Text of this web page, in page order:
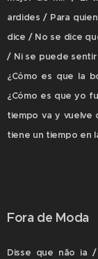
ardides / Para
dice / No se dice
/ Ni se puede
¿Cómo es que la
¿Cómo es que yo
tiempo va y vuelve
tiene un tiempo en
Fora de Moda
Disse que não ia